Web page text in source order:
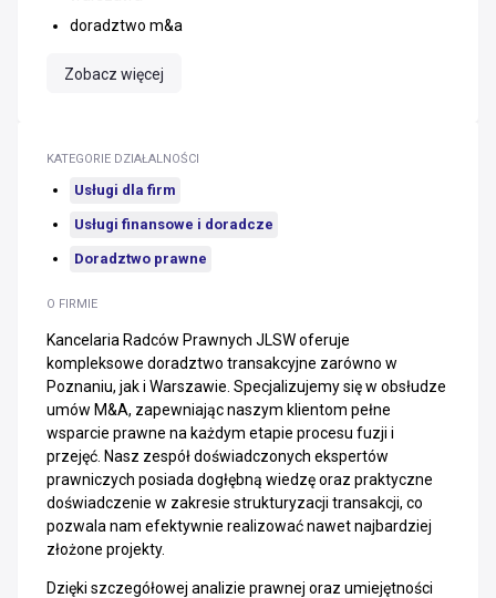
doradztwo m&a
Zobacz więcej
O FIRMIE
Kancelaria Radców Prawnych JLSW oferuje
kompleksowe doradztwo transakcyjne zarówno w
Poznaniu, jak i Warszawie. Specjalizujemy się w obsłudze
umów M&A, zapewniając naszym klientom pełne
wsparcie prawne na każdym etapie procesu fuzji i
przejęć. Nasz zespół doświadczonych ekspertów
prawniczych posiada dogłębną wiedzę oraz praktyczne
doświadczenie w zakresie strukturyzacji transakcji, co
pozwala nam efektywnie realizować nawet najbardziej
złożone projekty.
Dzięki szczegółowej analizie prawnej oraz umiejętności
KATEGORIE DZIAŁALNOŚCI
Usługi dla firm
Usługi finansowe i doradcze
Doradztwo prawne